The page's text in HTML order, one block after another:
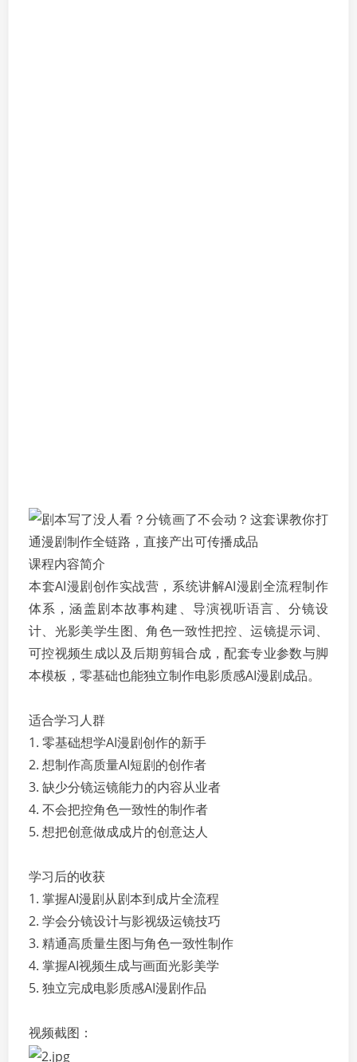
课程内容简介
本套AI漫剧创作实战营，系统讲解AI漫剧全流程制作
体系，涵盖剧本故事构建、导演视听语言、分镜设
计、光影美学生图、角色一致性把控、运镜提示词、
可控视频生成以及后期剪辑合成，配套专业参数与脚
本模板，零基础也能独立制作电影质感AI漫剧成品。
适合学习人群
1. 零基础想学AI漫剧创作的新手
2. 想制作高质量AI短剧的创作者
3. 缺少分镜运镜能力的内容从业者
4. 不会把控角色一致性的制作者
5. 想把创意做成成片的创意达人
学习后的收获
1. 掌握AI漫剧从剧本到成片全流程
2. 学会分镜设计与影视级运镜技巧
3. 精通高质量生图与角色一致性制作
4. 掌握AI视频生成与画面光影美学
5. 独立完成电影质感AI漫剧作品
视频截图：